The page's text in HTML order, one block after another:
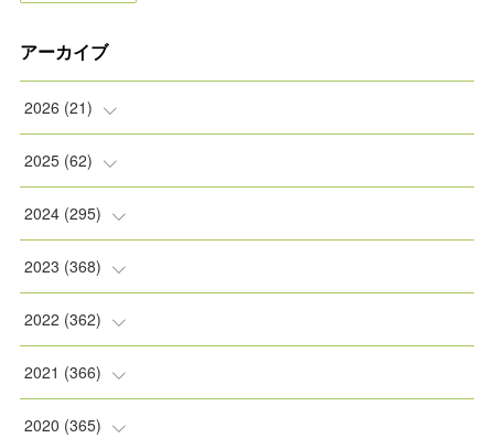
アーカイブ
2026 (21)
(2)
(2)
(2)
(5)
( 3 )
2025 (62)
(8)
(5)
(9)
(1)
( 1)
2024 (295)
(8)
(11)
(11)
(22)
2023 (368)
(31)
(30)
(31)
2022 (362)
(30)
(30)
2021 (366)
(31)
2020 (365)